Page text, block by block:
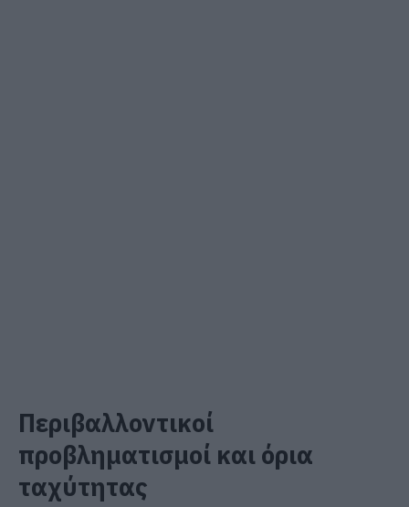
Περιβαλλοντικοί
προβληματισμοί και όρια
ταχύτητας